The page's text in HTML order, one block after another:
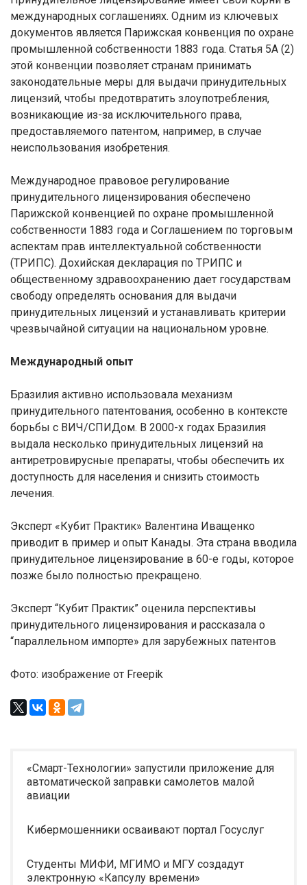
международных соглашениях. Одним из ключевых
документов является Парижская конвенция по охране
промышленной собственности 1883 года. Статья 5А (2)
этой конвенции позволяет странам принимать
законодательные меры для выдачи принудительных
лицензий, чтобы предотвратить злоупотребления,
возникающие из-за исключительного права,
предоставляемого патентом, например, в случае
неиспользования изобретения.
Международное правовое регулирование
принудительного лицензирования обеспечено
Парижской конвенцией по охране промышленной
собственности 1883 года и Соглашением по торговым
аспектам прав интеллектуальной собственности
(ТРИПС). Дохийская декларация по ТРИПС и
общественному здравоохранению дает государствам
свободу определять основания для выдачи
принудительных лицензий и устанавливать критерии
чрезвычайной ситуации на национальном уровне.
Международный опыт
Бразилия активно использовала механизм
принудительного патентования, особенно в контексте
борьбы с ВИЧ/СПИДом. В 2000-х годах Бразилия
выдала несколько принудительных лицензий на
антиретровирусные препараты, чтобы обеспечить их
доступность для населения и снизить стоимость
лечения.
Эксперт «Кубит Практик» Валентина Иващенко
приводит в пример и опыт Канады. Эта страна вводила
принудительное лицензирование в 60-е годы, которое
позже было полностью прекращено.
Эксперт “Кубит Практик” оценила перспективы
принудительного лицензирования и рассказала о
“параллельном импорте» для зарубежных патентов
Фото: изображение от Freepik
«Смарт-Технологии» запустили приложение для
автоматической заправки самолетов малой
авиации
Кибермошенники осваивают портал Госуслуг
Студенты МИФИ, МГИМО и МГУ создадут
электронную «Капсулу времени»